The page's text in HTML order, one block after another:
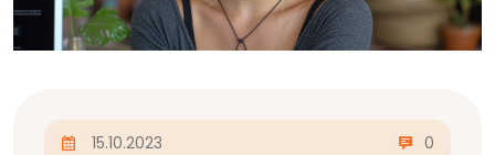
15.10.2023 0